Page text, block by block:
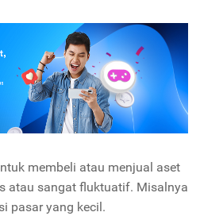
membeli atau menjual aset
atau sangat fluktuatif. Misalnya
pasar yang kecil.